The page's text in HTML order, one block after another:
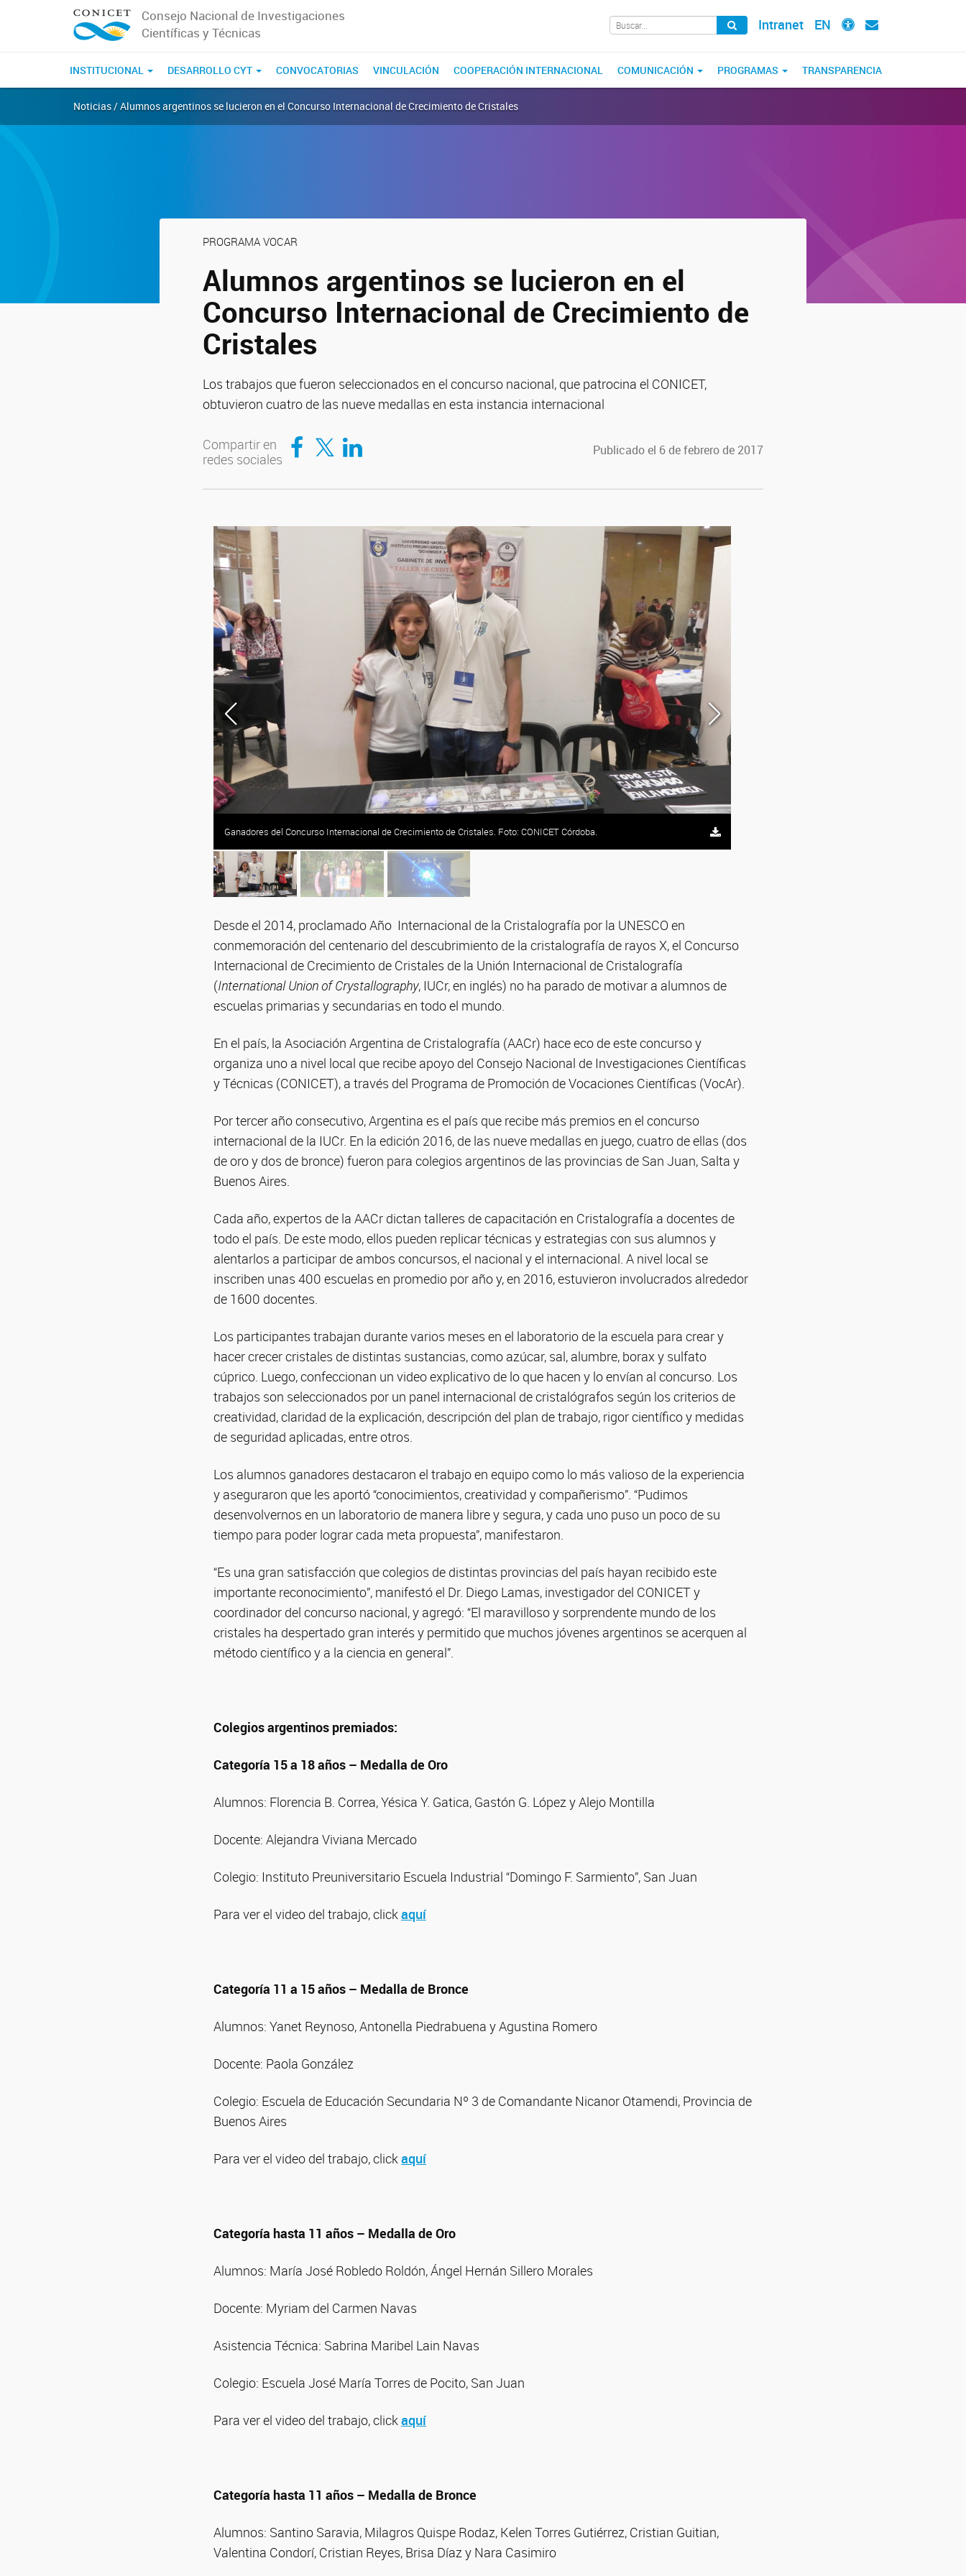
Consejo Nacional de Investigaciones
Científicas y Técnicas
Intranet EN
INSTITUCIONAL DESARROLLO CYT CONVOCATORIAS VINCULACIÓN COOPERACIÓN INTERNACIONAL COMUNICACIÓN PROGRAMAS TRANSPARENCIA
Noticias / Alumnos argentinos se lucieron en el Concurso Internacional de Crecimiento de Cristales
PROGRAMA VOCAR
Alumnos argentinos se lucieron en el
Concurso Internacional de Crecimiento de
Cristales
Los trabajos que fueron seleccionados en el concurso nacional, que patrocina el CONICET,
obtuvieron cuatro de las nueve medallas en esta instancia internacional
Compartir en
redes sociales
Compartir en Facebook
Compartir en TwitterCompartir en LinkedIn Publicado el 6 de febrero de 2017
Ganadores del Concurso Internacional de Crecimiento de Cristales. Foto: CONICET Córdoba.
Desde el 2014, proclamado Año Internacional de la Cristalografía por la UNESCO en
conmemoración del centenario del descubrimiento de la cristalografía de rayos X, el Concurso
Internacional de Crecimiento de Cristales de la Unión Internacional de Cristalografía
(International Union of Crystallography, IUCr, en inglés) no ha parado de motivar a alumnos de
escuelas primarias y secundarias en todo el mundo.
En el país, la Asociación Argentina de Cristalografía (AACr) hace eco de este concurso y
organiza uno a nivel local que recibe apoyo del Consejo Nacional de Investigaciones Científicas
y Técnicas (CONICET), a través del Programa de Promoción de Vocaciones Científicas (VocAr).
Por tercer año consecutivo, Argentina es el país que recibe más premios en el concurso
internacional de la IUCr. En la edición 2016, de las nueve medallas en juego, cuatro de ellas (dos
de oro y dos de bronce) fueron para colegios argentinos de las provincias de San Juan, Salta y
Buenos Aires.
Cada año, expertos de la AACr dictan talleres de capacitación en Cristalografía a docentes de
todo el país. De este modo, ellos pueden replicar técnicas y estrategias con sus alumnos y
alentarlos a participar de ambos concursos, el nacional y el internacional. A nivel local se
inscriben unas 400 escuelas en promedio por año y, en 2016, estuvieron involucrados alrededor
de 1600 docentes.
Los participantes trabajan durante varios meses en el laboratorio de la escuela para crear y
hacer crecer cristales de distintas sustancias, como azúcar, sal, alumbre, borax y sulfato
cúprico. Luego, confeccionan un video explicativo de lo que hacen y lo envían al concurso. Los
trabajos son seleccionados por un panel internacional de cristalógrafos según los criterios de
creatividad, claridad de la explicación, descripción del plan de trabajo, rigor científico y medidas
de seguridad aplicadas, entre otros.
Los alumnos ganadores destacaron el trabajo en equipo como lo más valioso de la experiencia
y aseguraron que les aportó “conocimientos, creatividad y compañerismo”. “Pudimos
desenvolvernos en un laboratorio de manera libre y segura, y cada uno puso un poco de su
tiempo para poder lograr cada meta propuesta”, manifestaron.
“Es una gran satisfacción que colegios de distintas provincias del país hayan recibido este
importante reconocimiento”, manifestó el Dr. Diego Lamas, investigador del CONICET y
coordinador del concurso nacional, y agregó: “El maravilloso y sorprendente mundo de los
cristales ha despertado gran interés y permitido que muchos jóvenes argentinos se acerquen al
método científico y a la ciencia en general”.
Colegios argentinos premiados:
Categoría 15 a 18 años – Medalla de Oro
Alumnos: Florencia B. Correa, Yésica Y. Gatica, Gastón G. López y Alejo Montilla
Docente: Alejandra Viviana Mercado
Colegio: Instituto Preuniversitario Escuela Industrial “Domingo F. Sarmiento”, San Juan
Para ver el video del trabajo, clickaquí
Categoría 11 a 15 años – Medalla de Bronce
Alumnos: Yanet Reynoso, Antonella Piedrabuena y Agustina Romero
Docente: Paola González
Colegio: Escuela de Educación Secundaria Nº 3 de Comandante Nicanor Otamendi, Provincia de
Buenos Aires
Para ver el video del trabajo, clickaquí
Categoría hasta 11 años – Medalla de Oro
Alumnos: María José Robledo Roldón, Ángel Hernán Sillero Morales
Docente: Myriam del Carmen Navas
Asistencia Técnica: Sabrina Maribel Lain Navas
Colegio: Escuela José María Torres de Pocito, San Juan
Para ver el video del trabajo, clickaquí
Categoría hasta 11 años – Medalla de Bronce
Alumnos: Santino Saravia, Milagros Quispe Rodaz, Kelen Torres Gutiérrez, Cristian Guitian,
Valentina Condorí, Cristian Reyes, Brisa Díaz y Nara Casimiro